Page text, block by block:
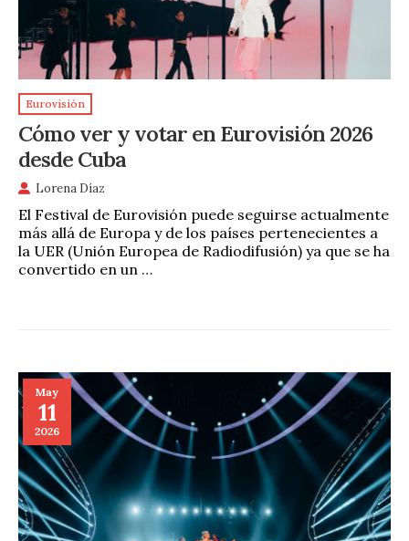
Eurovisión
Cómo ver y votar en Eurovisión 2026
desde Cuba
Lorena Díaz
El Festival de Eurovisión puede seguirse actualmente
más allá de Europa y de los países pertenecientes a
la UER (Unión Europea de Radiodifusión) ya que se ha
convertido en un …
May
11
2026